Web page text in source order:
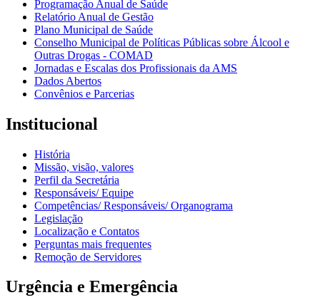
Programação Anual de Saúde
Relatório Anual de Gestão
Plano Municipal de Saúde
Conselho Municipal de Políticas Públicas sobre Álcool e
Outras Drogas - COMAD
Jornadas e Escalas dos Profissionais da AMS
Dados Abertos
Convênios e Parcerias
Institucional
História
Missão, visão, valores
Perfil da Secretária
Responsáveis/ Equipe
Competências/ Responsáveis/ Organograma
Legislação
Localização e Contatos
Perguntas mais frequentes
Remoção de Servidores
Urgência e Emergência